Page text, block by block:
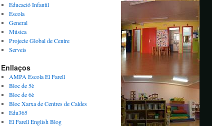
Educació Infantil
Escola
General
Música
Projecte Global de Centre
Serveis
Enllaços
AMPA Escola El Farell
Bloc de 5è
Bloc de 6è
Bloc Xarxa de Centres de Caldes
Edu365
El Farell English Blog